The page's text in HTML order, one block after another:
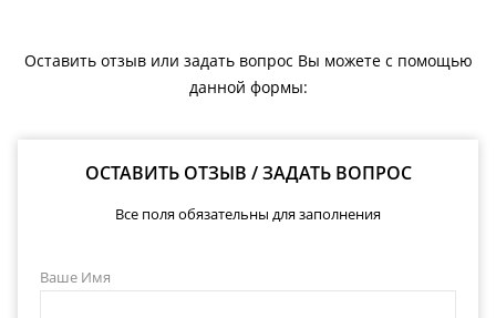
Оставить отзыв или задать вопрос Вы можете с помощью
данной формы:
ОСТАВИТЬ ОТЗЫВ / ЗАДАТЬ ВОПРОС
Все поля обязательны для заполнения
Ваше Имя